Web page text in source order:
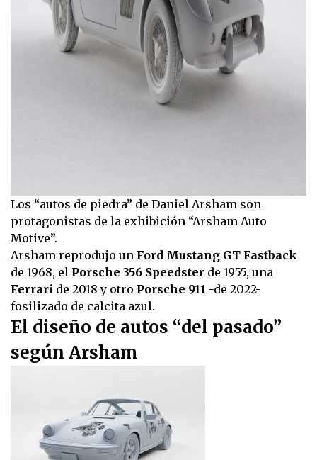
Los “autos de piedra” de Daniel Arsham son
protagonistas de la exhibición “Arsham Auto
Motive”.
Arsham reprodujo un Ford Mustang GT Fastback
de 1968, el Porsche 356 Speedster de 1955, una
Ferrari de 2018 y otro Porsche 911 -de 2022-
fosilizado de calcita azul.
El diseño de autos “del pasado”
según Arsham